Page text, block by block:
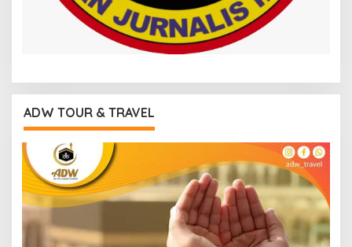
ADW TOUR & TRAVEL